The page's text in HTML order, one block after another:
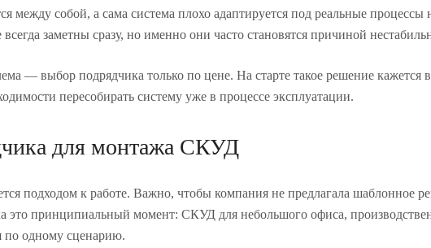
между собой, а сама система плохо адаптируется под реальные
заметны сразу, но именно они часто становятся причиной
— выбор подрядчика только по цене. На старте такое решение
пересобирать систему уже в процессе эксплуатации.
для монтажа СКУД
подходом к работе. Важно, чтобы компания не предлагала шаблонное
это принципиальный момент: СКУД для небольшого офиса,
по одному сценарию.